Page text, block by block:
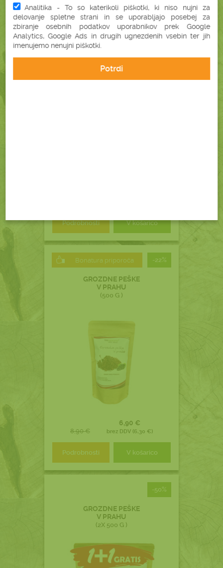
-34%
GROZDNE PEŠKE
V PRAHU
(300 G)
Podrobnosti V košarico
Bonatura priporoča -22%
GROZDNE PEŠKE
V PRAHU
(500 G )
8,90 €
6,90 €
brez DDV (6,30 €)
Podrobnosti V košarico
-50%
GROZDNE PEŠKE
V PRAHU
(2X 500 G )
Analitika - To so katerikoli piškotki, ki niso nujni za
delovanje spletne strani in se uporabljajo posebej za
zbiranje osebnih podatkov uporabnikov prek Google
Analytics, Google Ads in drugih ugnezdenih vsebin ter jih
imenujemo nenujni piškotki.
Potrdi